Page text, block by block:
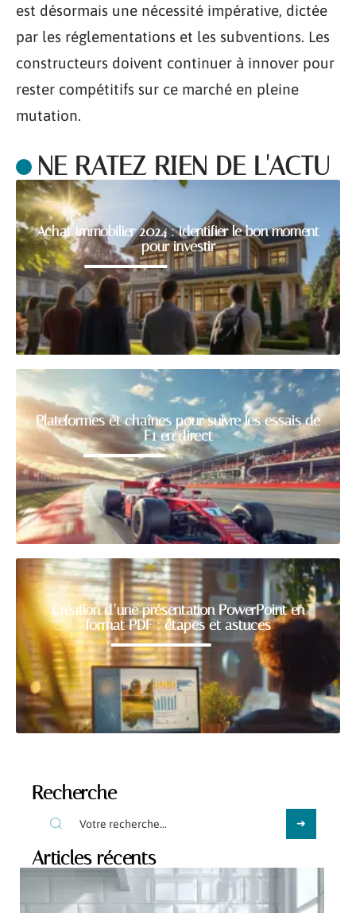
est désormais une nécessité impérative, dictée
par les réglementations et les subventions. Les
constructeurs doivent continuer à innover pour
rester compétitifs sur ce marché en pleine
mutation.
NE RATEZ RIEN DE L'ACTU
Achat immobilier 2024 : identifier le bon moment
pour investir
Plateformes et chaînes pour suivre les essais de
F1 en direct
Création d’une présentation PowerPoint en
format PDF : étapes et astuces
Recherche
Articles récents